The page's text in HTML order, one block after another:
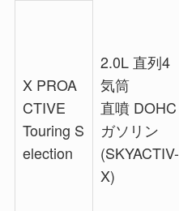
2.0L 直列4
気筒
直噴 DOHC
ガソリン
(SKYACTIV-
X)
X PROA
CTIVE
Touring S
election